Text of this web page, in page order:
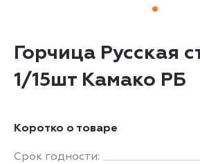
Горчица Русская
1/15шт Камако РБ
Коротко о товаре
Срок годности: